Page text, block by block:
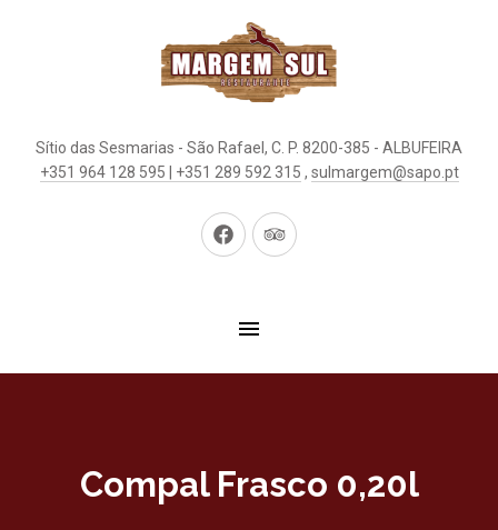
Sítio das Sesmarias - São Rafael, C. P. 8200-385 - ALBUFEIRA
+351 964 128 595 | +351 289 592 315 , sulmargem@sapo.pt
New
New
Compal Frasco 0,20l